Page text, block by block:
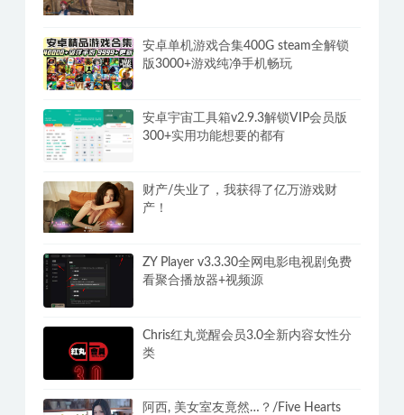
安卓单机游戏合集400G steam全解锁
版3000+游戏纯净手机畅玩
安卓宇宙工具箱v2.9.3解锁VIP会员版
300+实用功能想要的都有
财产/失业了，我获得了亿万游戏财
产！
ZY Player v3.3.30全网电影电视剧免费
看聚合播放器+视频源
Chris红丸觉醒会员3.0全新内容女性分
类
阿西, 美女室友竟然…？/Five Hearts